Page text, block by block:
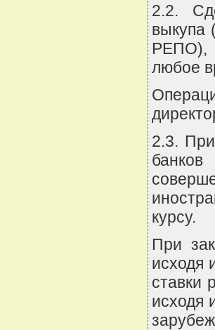
2.2.
выкупа
РЕПО),
любое
2.3.
курсу.
При
исходя
ставки
исходя